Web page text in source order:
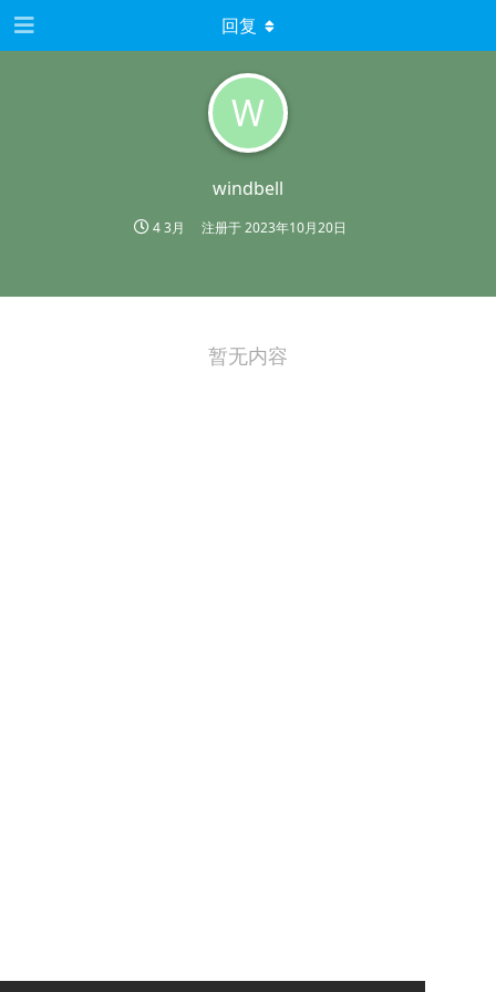
W
windbell
4 3月 注册于2023年10月20日
回复
暂无内容